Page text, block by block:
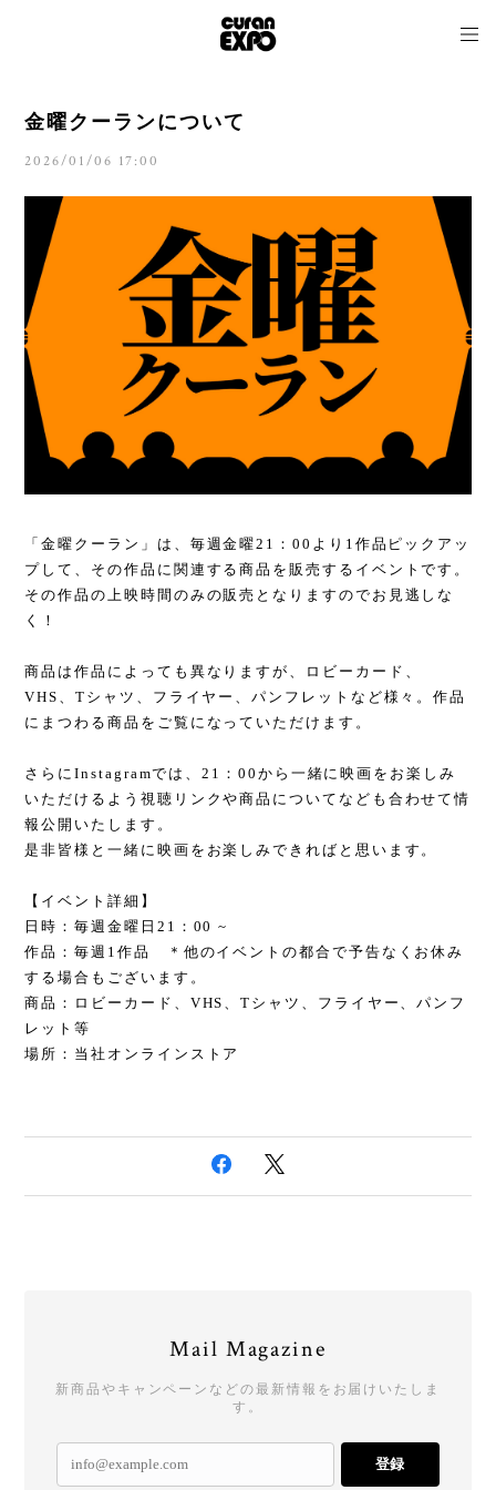
金曜クーランについて
2026/01/06 17:00
「金曜クーラン」は、毎週金曜21：00より1作品ピックアッ
プして、その作品に関連する商品を販売するイベントです。
その作品の上映時間のみの販売となりますのでお見逃しな
く！
商品は作品によっても異なりますが、ロビーカード、
VHS、Tシャツ、フライヤー、パンフレットなど様々。作品
にまつわる商品をご覧になっていただけます。
さらにInstagramでは、21：00から一緒に映画をお楽しみ
いただけるよう視聴リンクや商品についてなども合わせて情
報公開いたします。
是非皆様と一緒に映画をお楽しみできればと思います。
【イベント詳細】
日時：毎週金曜日21：00 ~
作品：毎週1作品 ＊他のイベントの都合で予告なくお休み
する場合もございます。
商品：ロビーカード、VHS、Tシャツ、フライヤー、パンフ
レット等
場所：当社オンラインストア
Mail Magazine
新商品やキャンペーンなどの最新情報をお届けいたしま
す。
登録